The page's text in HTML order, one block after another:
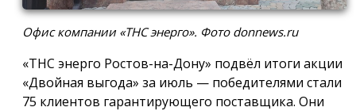
Офис компании «ТНС энерго». Фото donnews.ru
«ТНС энерго Ростов-на-Дону» подвёл итоги акции
«Двойная выгода» за июль — победителями стали
75 клиентов гарантирующего поставщика. Они